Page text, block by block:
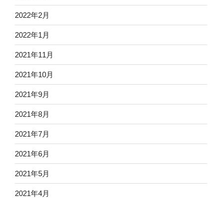
2022年2月
2022年1月
2021年11月
2021年10月
2021年9月
2021年8月
2021年7月
2021年6月
2021年5月
2021年4月